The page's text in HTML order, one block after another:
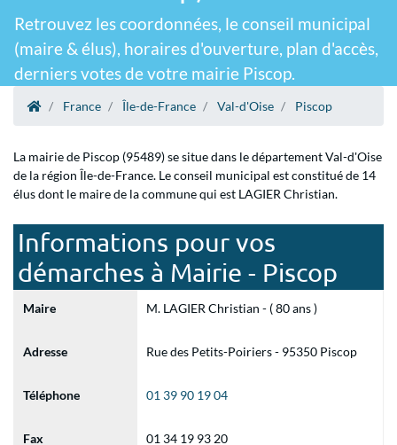
Retrouvez les coordonnées, le conseil municipal
(maire & élus), horaires d'ouverture, plan d'accès,
derniers votes de votre mairie Piscop.
France Île-de-France Val-d'Oise Piscop
La mairie de Piscop (95489) se situe dans le département Val-d'Oise
de la région Île-de-France. Le conseil municipal est constitué de 14
élus dont le maire de la commune qui est LAGIER Christian.
Informations pour vos
démarches à Mairie - Piscop
Maire M. LAGIER Christian - ( 80 ans )
Adresse Rue des Petits-Poiriers - 95350 Piscop
Téléphone 01 39 90 19 04
Fax 01 34 19 93 20